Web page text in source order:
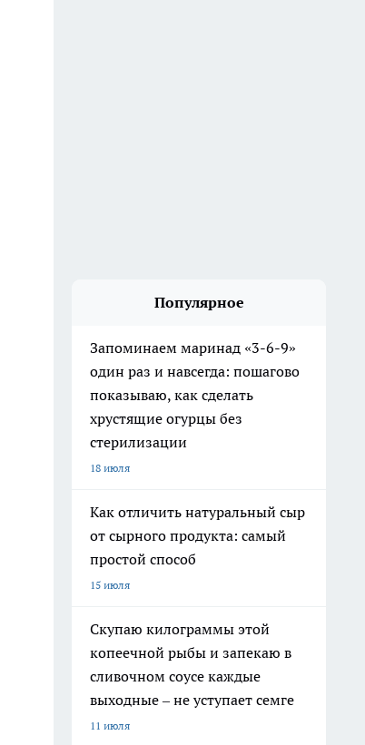
Популярное
Запоминаем маринад «3-6-9»
один раз и навсегда: пошагово
показываю, как сделать
хрустящие огурцы без
стерилизации
18 июля
Как отличить натуральный сыр
от сырного продукта: самый
простой способ
15 июля
Скупаю килограммы этой
копеечной рыбы и запекаю в
сливочном соусе каждые
выходные – не уступает семге
11 июля